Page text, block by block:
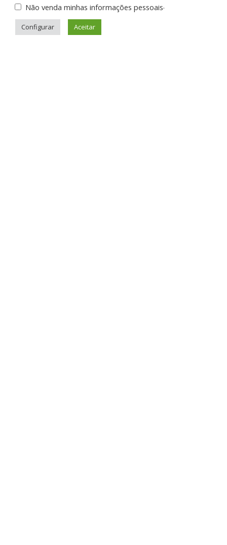
Não venda minhas informações pessoais.
Configurar Aceitar